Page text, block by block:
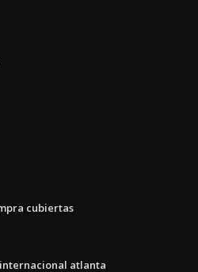
cubiertas
atlanta